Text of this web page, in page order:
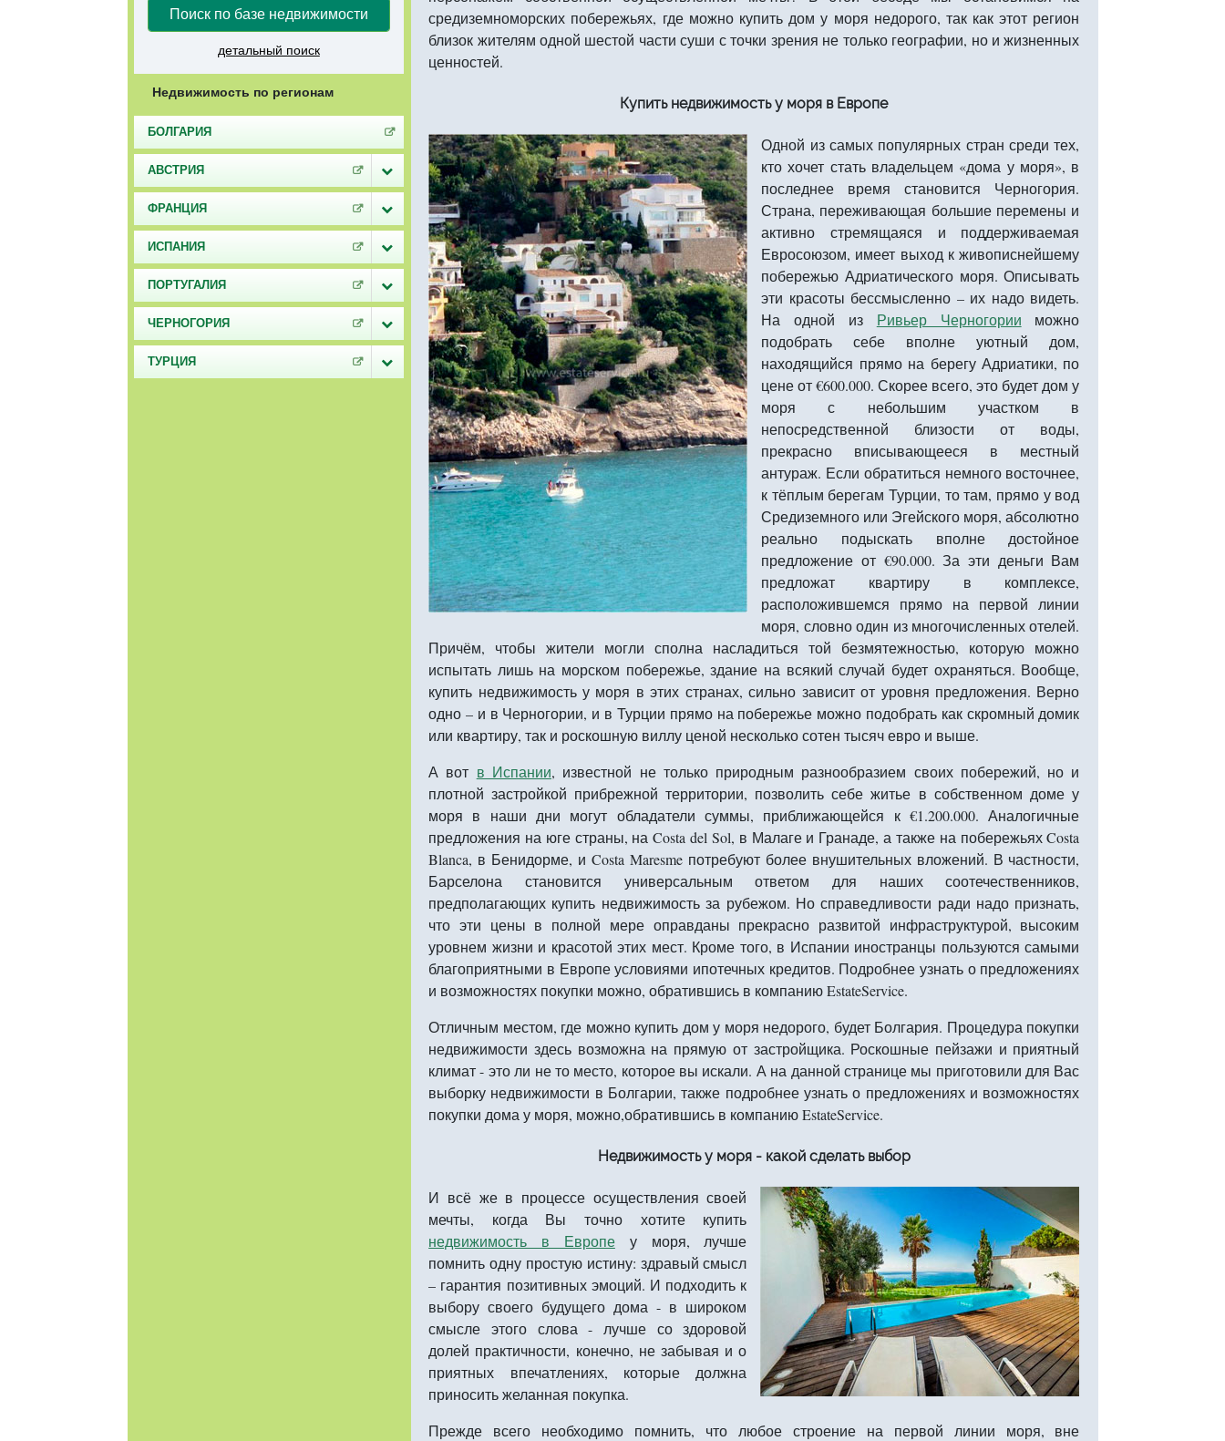
Поиск по базе недвижимости
детальный поиск
Недвижимость по регионам
БОЛГАРИЯ
АВСТРИЯ
ФРАНЦИЯ
ИСПАНИЯ
ПОРТУГАЛИЯ
ЧЕРНОГОРИЯ
ТУРЦИЯ
средиземноморских побережьях, где можно купить дом у моря недорого, так как этот регион
близок жителям одной шестой части суши с точки зрения не только географии, но и жизненных
ценностей.
Купить недвижимость у моря в Европе
Одной из самых популярных стран среди тех,
кто хочет стать владельцем «дома у моря», в
последнее время становится Черногория.
Страна, переживающая большие перемены и
активно стремящаяся и поддерживаемая
Евросоюзом, имеет выход к живописнейшему
побережью Адриатического моря. Описывать
эти красоты бессмысленно – их надо видеть.
На одной из Ривьер Черногории можно
подобрать себе вполне уютный дом,
находящийся прямо на берегу Адриатики, по
цене от €600.000. Скорее всего, это будет дом у
моря с небольшим участком в
непосредственной близости от воды,
прекрасно вписывающееся в местный
антураж. Если обратиться немного восточнее,
к тёплым берегам Турции, то там, прямо у вод
Средиземного или Эгейского моря, абсолютно
реально подыскать вполне достойное
предложение от €90.000. За эти деньги Вам
предложат квартиру в комплексе,
расположившемся прямо на первой линии
моря, словно один из многочисленных отелей.
Причём, чтобы жители могли сполна насладиться той безмятежностью, которую можно
испытать лишь на морском побережье, здание на всякий случай будет охраняться. Вообще,
купить недвижимость у моря в этих странах, сильно зависит от уровня предложения. Верно
одно – и в Черногории, и в Турции прямо на побережье можно подобрать как скромный домик
или квартиру, так и роскошную виллу ценой несколько сотен тысяч евро и выше.
А вот в Испании, известной не только природным разнообразием своих побережий, но и
плотной застройкой прибрежной территории, позволить себе житье в собственном доме у
моря в наши дни могут обладатели суммы, приближающейся к €1.200.000. Аналогичные
предложения на юге страны, на Costa del Sol, в Малаге и Гранаде, а также на побережьях Costa
Blanca, в Бенидорме, и Costa Maresme потребуют более внушительных вложений. В частности,
Барселона становится универсальным ответом для наших соотечественников,
предполагающих купить недвижимость за рубежом. Но справедливости ради надо признать,
что эти цены в полной мере оправданы прекрасно развитой инфраструктурой, высоким
уровнем жизни и красотой этих мест. Кроме того, в Испании иностранцы пользуются самыми
благоприятными в Европе условиями ипотечных кредитов. Подробнее узнать о предложениях
и возможностях покупки можно, обратившись в компанию EstateService.
Отличным местом, где можно купить дом у моря недорого, будет Болгария. Процедура покупки
недвижимости здесь возможна на прямую от застройщика. Роскошные пейзажи и приятный
климат - это ли не то место, которое вы искали. А на данной странице мы приготовили для Вас
выборку недвижимости в Болгарии, также подробнее узнать о предложениях и возможностях
покупки дома у моря, можно,обратившись в компанию EstateService.
Недвижимость у моря - какой сделать выбор
И всё же в процессе осуществления своей
мечты, когда Вы точно хотите купить
недвижимость в Европеу моря, лучше
помнить одну простую истину: здравый смысл
– гарантия позитивных эмоций. И подходить к
выбору своего будущего дома - в широком
смысле этого слова - лучше со здоровой
долей практичности, конечно, не забывая и о
приятных впечатлениях, которые должна
приносить желанная покупка.
Прежде всего необходимо помнить, что любое строение на первой линии моря, вне